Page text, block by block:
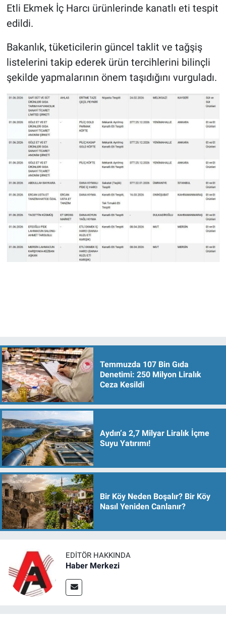
Etli Ekmek İç Harcı ürünlerinde kanatlı eti tespit
edildi.
Bakanlık, tüketicilerin güncel taklit ve tağşiş
listelerini takip ederek ürün tercihlerini bilinçli
şekilde yapmalarının önem taşıdığını vurguladı.
Temmuzda 107 Bin Gıda
Denetimi: 250 Milyon Liralık
Ceza Kesildi
Aydın’a 2,7 Milyar Liralık İçme
Suyu Yatırımı!
Bir Köy Neden Boşalır? Bir Köy
Nasıl Yeniden Canlanır?
EDITÖR HAKKINDA
Haber Merkezi